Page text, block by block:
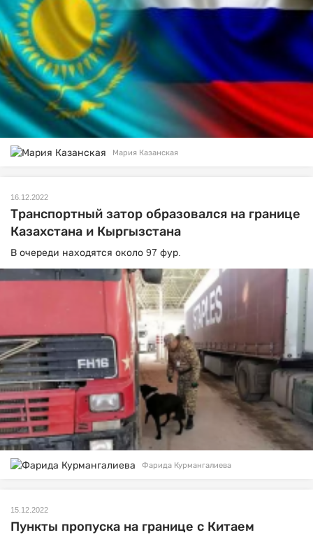
Мария Казанская
16.12.2022
Транспортный затор образовался на границе
Казахстана и Кыргызстана
В очереди находятся около 97 фур.
Фарида Курмангалиева
15.12.2022
Пункты пропуска на границе с Китаем